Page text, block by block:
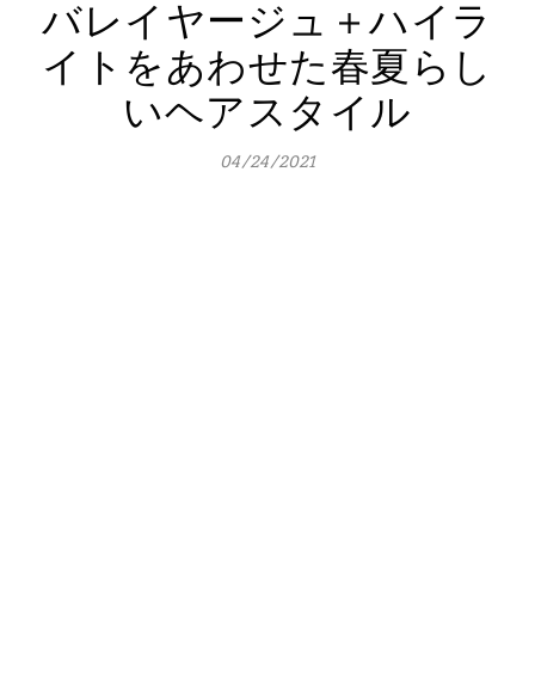
バレイヤージュ＋ハイラ
イトをあわせた春夏らし
いヘアスタイル
04/24/2021